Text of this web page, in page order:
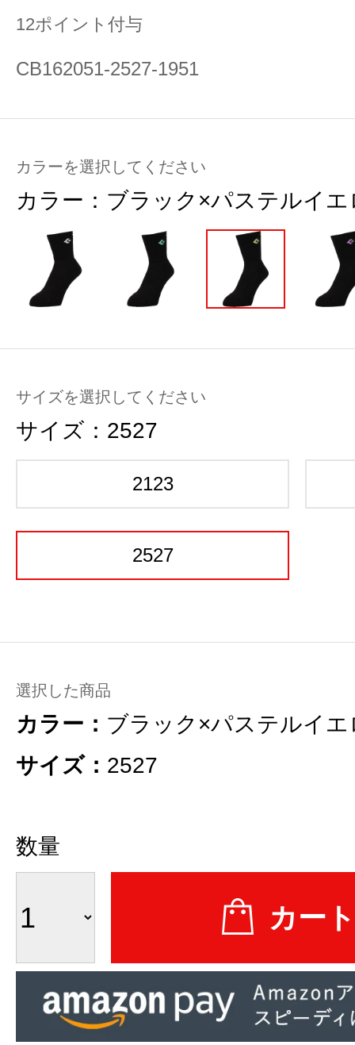
12ポイント付与
CB162051-2527-1951
カラーを選択してください
カラー： ブラック×パステルイエ
サイズを選択してください
サイズ： 2527
2123
2527
選択した商品
カラー： ブラック×パステルイエ
サイズ： 2527
数量